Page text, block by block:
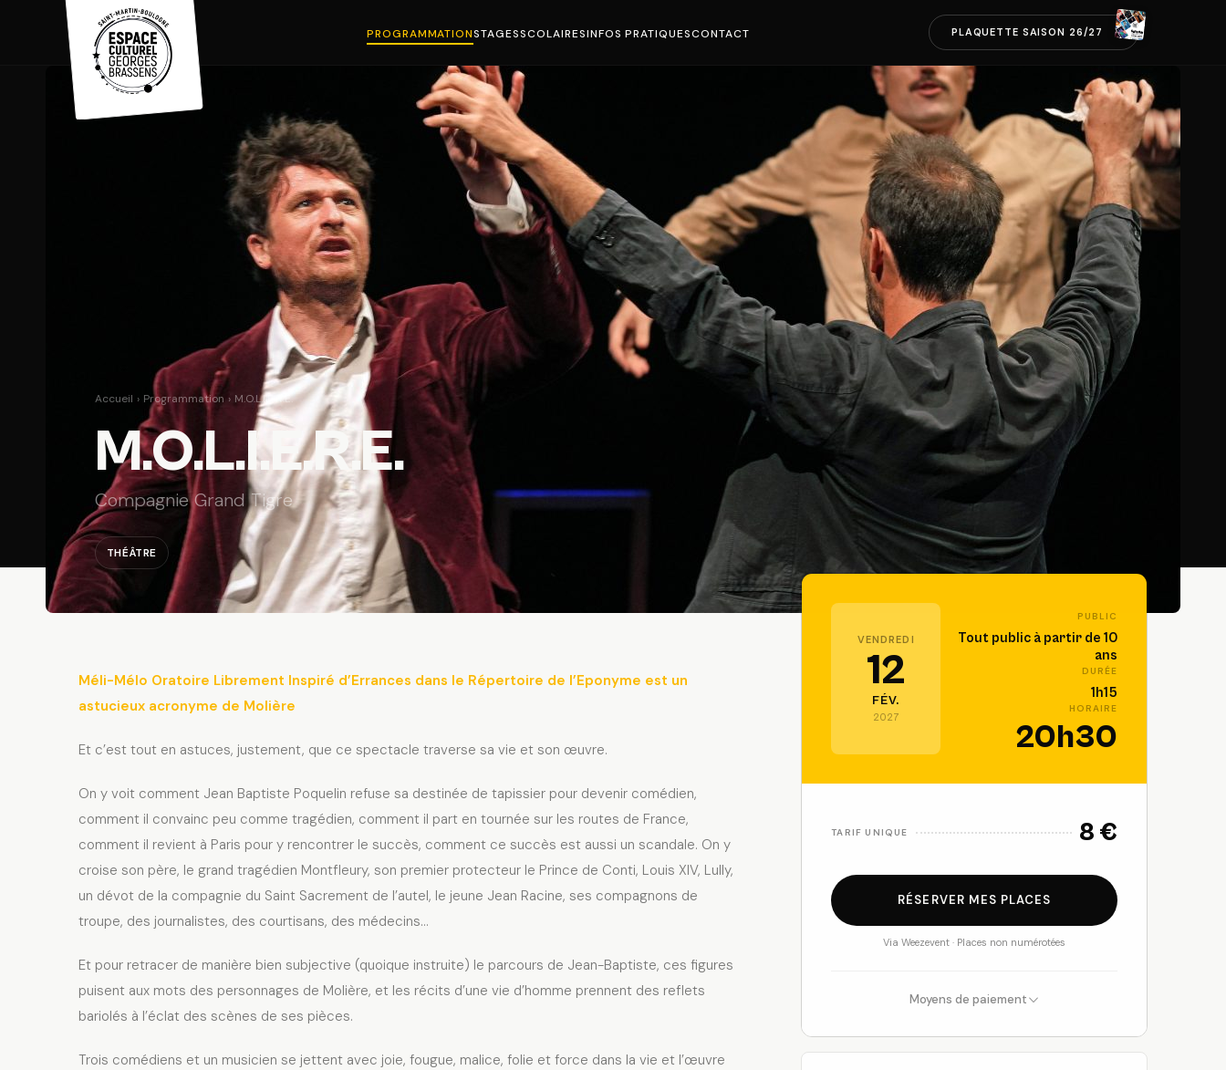
PROGRAMMATIONSTAGESSCOLAIRESINFOS PRATIQUESCONTACT PLAQUETTE SAISON 26/27
Accueil › Programmation › M.O.L.I.E.R.E.
M.O.L.I.E.R.E.
Compagnie Grand Tigre
THÉÂTRE
Méli-Mélo Oratoire Librement Inspiré d’Errances dans le Répertoire de l’Eponyme est un
astucieux acronyme de Molière
Et c’est tout en astuces, justement, que ce spectacle traverse sa vie et son œuvre.
On y voit comment Jean Baptiste Poquelin refuse sa destinée de tapissier pour devenir comédien,
comment il convainc peu comme tragédien, comment il part en tournée sur les routes de France,
comment il revient à Paris pour y rencontrer le succès, comment ce succès est aussi un scandale. On y
croise son père, le grand tragédien Montfleury, son premier protecteur le Prince de Conti, Louis XIV, Lully,
un dévot de la compagnie du Saint Sacrement de l’autel, le jeune Jean Racine, ses compagnons de
troupe, des journalistes, des courtisans, des médecins…
Et pour retracer de manière bien subjective (quoique instruite) le parcours de Jean-Baptiste, ces figures
puisent aux mots des personnages de Molière, et les récits d’une vie d’homme prennent des reflets
bariolés à l’éclat des scènes de ses pièces.
Trois comédiens et un musicien se jettent avec joie, fougue, malice, folie et force dans la vie et l’œuvre
VENDREDI
12
FÉV.
2027
PUBLIC
Tout public à partir de 10
ans
DURÉE
1h15
HORAIRE
20h30
TARIF UNIQUE 8 €
RÉSERVER MES PLACES
Via Weezevent · Places non numérotées
Moyens de paiement